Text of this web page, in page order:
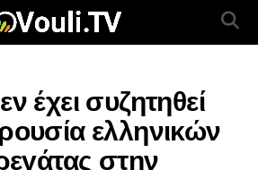
έχει συζητηθεί
ελληνικών
στην